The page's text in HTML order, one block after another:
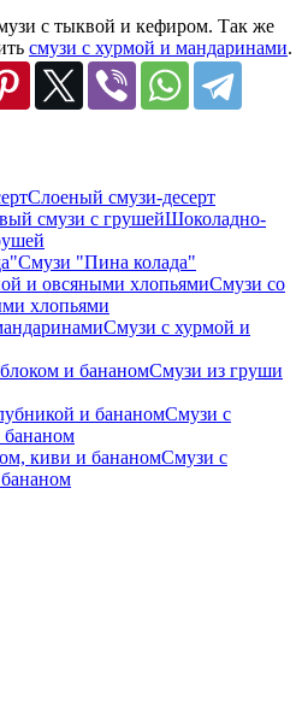
с тыквой и кефиром. Так же
смузи с хурмой и мандаринами.
Слоеный смузи-десерт
Шоколадно-
Смузи "Пина колада"
Смузи со
хлопьями
Смузи с хурмой и
Смузи из груши
Смузи с
Смузи с